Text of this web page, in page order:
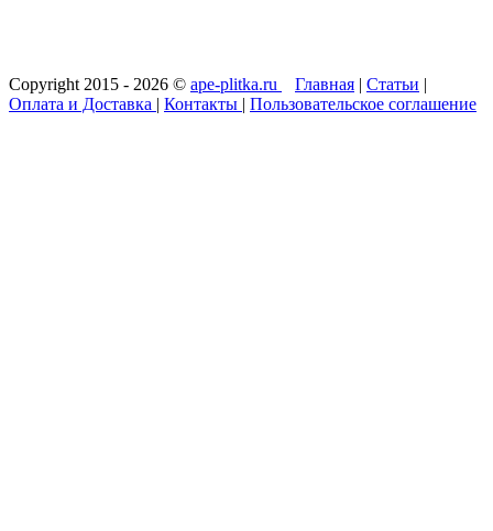
Copyright 2015 - 2026 © ape-plitka.ru Главная | Статьи |
Оплата и Доставка | Контакты | Пользовательское соглашение